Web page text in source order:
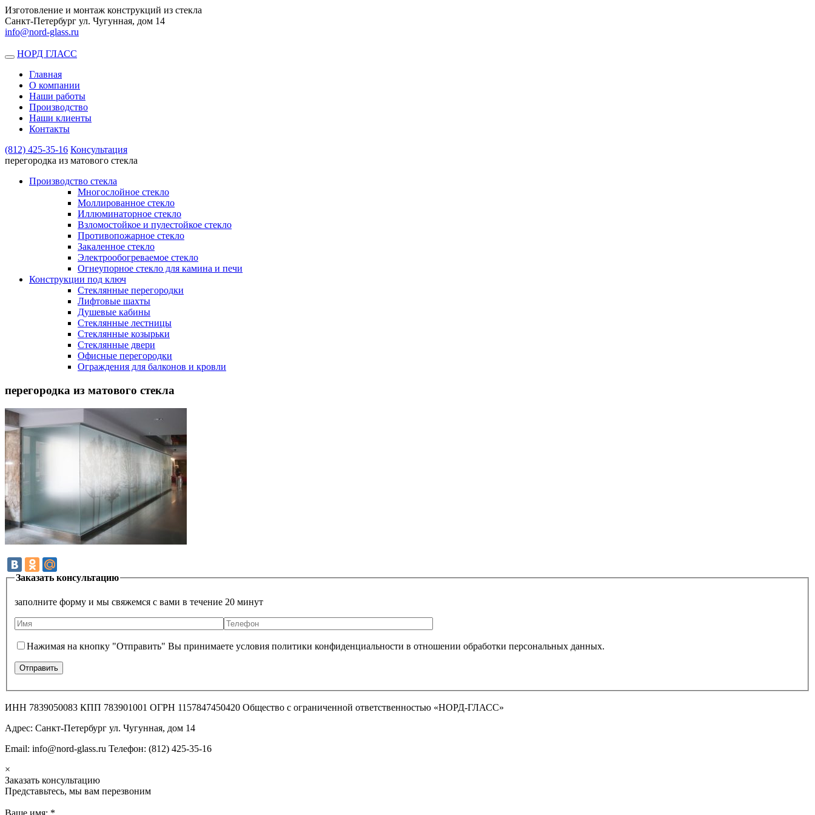
Изготовление и монтаж конструкций из стекла
Санкт-Петербург ул. Чугунная, дом 14
info@nord-glass.ru
Toggle
navigation
НОРД ГЛАСС
Главная
О компании
Наши работы
Производство
Наши клиенты
Контакты
(812) 425-35-16 Консультация
перегородка из матового стекла
Производство стекла
Многослойное стекло
Моллированное стекло
Иллюминаторное стекло
Взломостойкое и пулестойкое стекло
Противопожарное стекло
Закаленное стекло
Электрообогреваемое стекло
Огнеупорное стекло для камина и печи
Конструкции под ключ
Стеклянные перегородки
Лифтовые шахты
Душевые кабины
Cтеклянные лестницы
Cтеклянные козырьки
Cтеклянные двери
Офисные перегородки
Ограждения для балконов и кровли
перегородка из матового стекла
Заказать консультацию
заполните форму и мы свяжемся с вами в течение 20 минут
Нажимая на кнопку "Отправить" Вы принимаете условия политики конфиденциальности в отношении обработки персональных данных.
ИНН 7839050083 КПП 783901001 ОГРН 1157847450420 Общество с ограниченной ответственностью «НОРД-ГЛАСС»
Адрес: Санкт-Петербург ул. Чугунная, дом 14
Email: info@nord-glass.ru Телефон: (812) 425-35-16
×
Заказать консультацию
Представьтесь, мы вам перезвоним
Ваше имя: *